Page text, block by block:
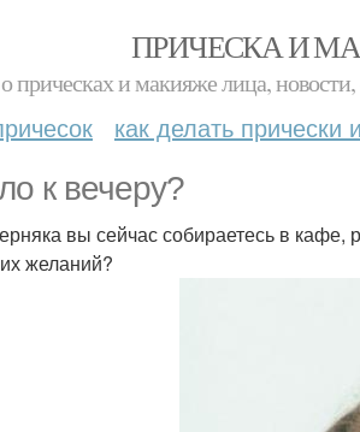
ПРИЧЕСКА И
прическах и макияже лица,
как делать прически
к вечеру?
вы сейчас собираетесь в кафе,
желаний?